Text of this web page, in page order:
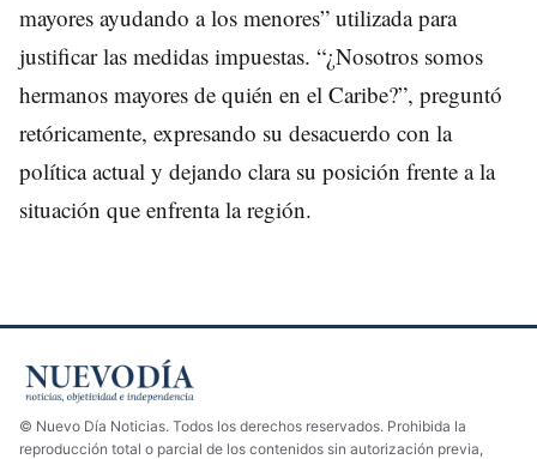
mayores ayudando a los menores” utilizada para
justificar las medidas impuestas. “¿Nosotros somos
hermanos mayores de quién en el Caribe?”, preguntó
retóricamente, expresando su desacuerdo con la
política actual y dejando clara su posición frente a la
situación que enfrenta la región.
© Nuevo Día Noticias. Todos los derechos reservados. Prohibida la
reproducción total o parcial de los contenidos sin autorización previa,